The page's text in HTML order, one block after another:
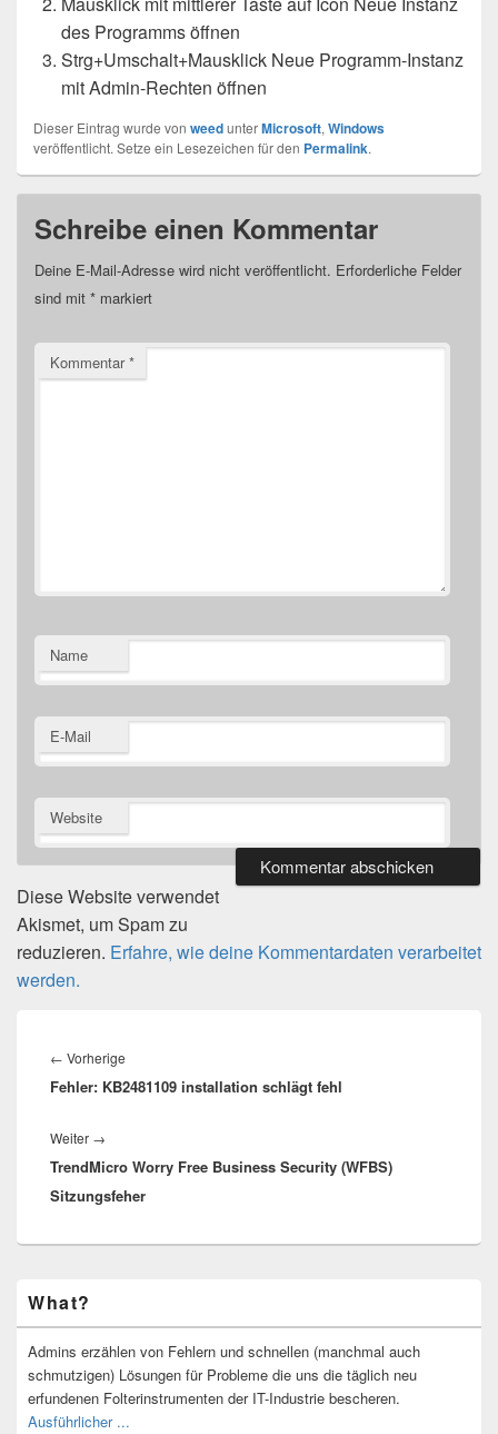
des Programms öffnen
Strg+Umschalt+Mausklick Neue Programm-Instanz
mit Admin-Rechten öffnen
Dieser Eintrag wurde von weedunterMicrosoft, Windows
veröffentlicht. Setze ein Lesezeichen für den Permalink.
Schreibe einen Kommentar
Deine E-Mail-Adresse wird nicht veröffentlicht. Erforderliche Felder
sind mit * markiert
Kommentar*
Name
E-Mail
Website
Diese Website verwendet
Akismet, um Spam zu
reduzieren. Erfahre, wie deine Kommentardaten verarbeitet
werden.
← Vorherige
Beitrag:
Fehler: KB2481109 installation schlägt fehl
Weiter →
Beitrag:
TrendMicro Worry Free Business Security (WFBS)
Sitzungsfeher
Seitenleisten-
Widgetbereich
What?
Admins erzählen von Fehlern und schnellen (manchmal auch
schmutzigen) Lösungen für Probleme die uns die täglich neu
erfundenen Folterinstrumenten der IT-Industrie bescheren.
Ausführlicher ...